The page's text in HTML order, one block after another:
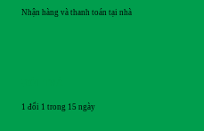
Nhận hàng và thanh toán tại nhà
1 đổi 1 trong 15 ngày